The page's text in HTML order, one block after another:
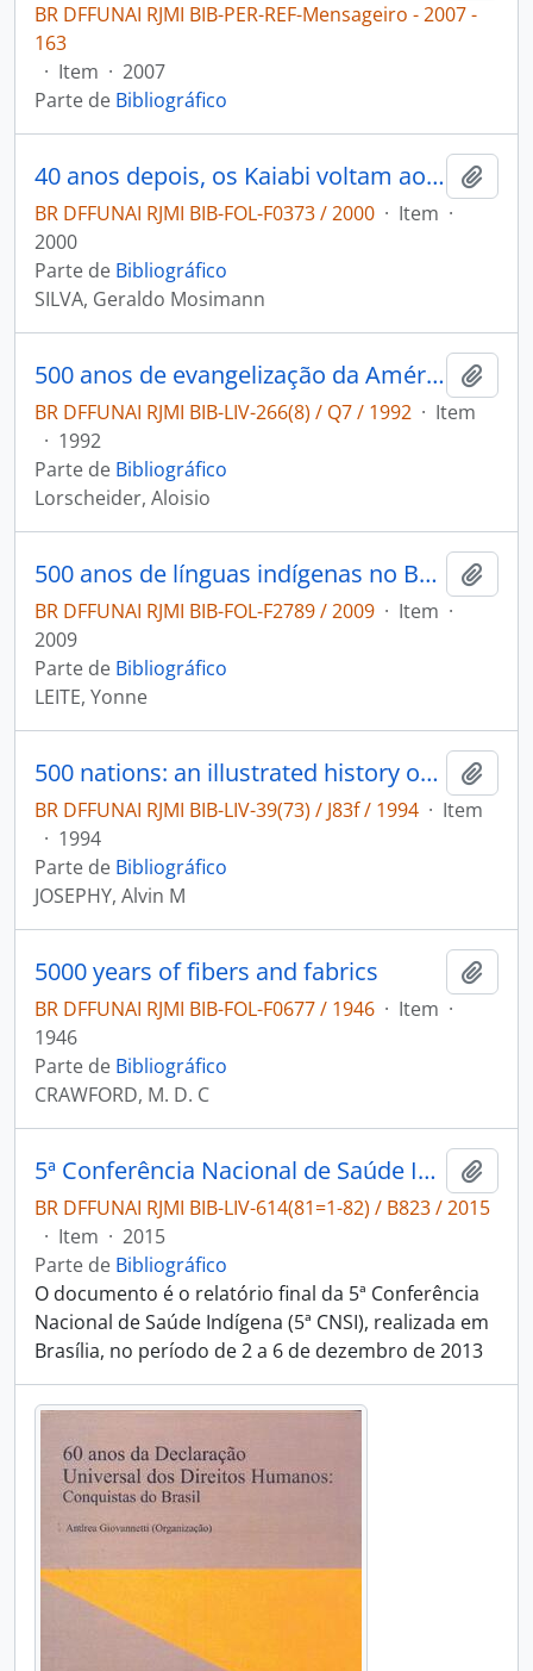
BR DFFUNAI RJMI BIB-PER-REF-Mensageiro - 2007 -
163
· Item · 2007
Parte de Bibliográfico
40 anos depois, os Kaiabi voltam ao centro do mundo
BR DFFUNAI RJMI BIB-FOL-F0373 / 2000 · Item ·
2000
Parte de Bibliográfico
SILVA, Geraldo Mosimann
500 anos de evangelização da América Latina
BR DFFUNAI RJMI BIB-LIV-266(8) / Q7 / 1992 · Item
· 1992
Parte de Bibliográfico
Lorscheider, Aloisio
500 anos de línguas indígenas no Brasil
BR DFFUNAI RJMI BIB-FOL-F2789 / 2009 · Item ·
2009
Parte de Bibliográfico
LEITE, Yonne
500 nations: an illustrated history of North American Indians.
BR DFFUNAI RJMI BIB-LIV-39(73) / J83f / 1994 · Item
· 1994
Parte de Bibliográfico
JOSEPHY, Alvin M
5000 years of fibers and fabrics
BR DFFUNAI RJMI BIB-FOL-F0677 / 1946 · Item ·
1946
Parte de Bibliográfico
CRAWFORD, M. D. C
5ª Conferência Nacional de Saúde Indígena: relatório final
BR DFFUNAI RJMI BIB-LIV-614(81=1-82) / B823 / 2015
· Item · 2015
Parte de Bibliográfico
O documento é o relatório final da 5ª Conferência
Nacional de Saúde Indígena (5ª CNSI), realizada em
Brasília, no período de 2 a 6 de dezembro de 2013